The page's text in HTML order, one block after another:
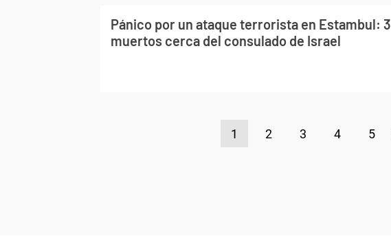
Pánico por un ataque terrorista en Estambul: 3
muertos cerca del consulado de Israel
1 2 3 4 5